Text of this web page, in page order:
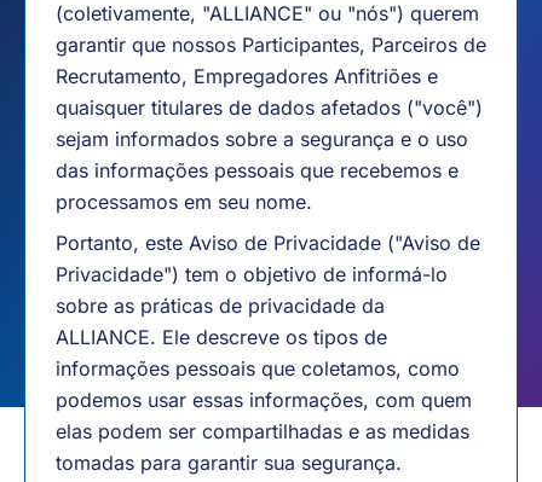
(coletivamente, "ALLIANCE" ou "nós") querem
garantir que nossos Participantes, Parceiros de
Recrutamento, Empregadores Anfitriões e
quaisquer titulares de dados afetados ("você")
sejam informados sobre a segurança e o uso
das informações pessoais que recebemos e
processamos em seu nome.
Portanto, este Aviso de Privacidade ("Aviso de
Privacidade") tem o objetivo de informá-lo
sobre as práticas de privacidade da
ALLIANCE. Ele descreve os tipos de
informações pessoais que coletamos, como
podemos usar essas informações, com quem
elas podem ser compartilhadas e as medidas
tomadas para garantir sua segurança.